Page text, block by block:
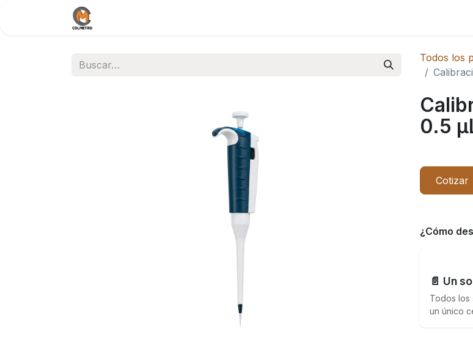
Todos los
0.5
Cotizar
¿Cómo
📄 Un
Todos los
un único